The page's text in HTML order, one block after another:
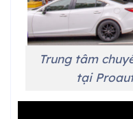
Trung tâm
tại